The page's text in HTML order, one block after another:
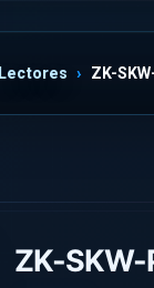
Lectores ZK-
ZK-